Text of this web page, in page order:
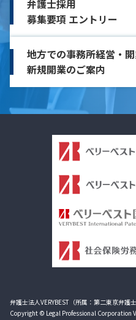
弁護士採用
募集要項 エントリー
地方での事務所経営・
新規開業のご案内
弁護士法人VERYBEST（所属：第二東京弁護士
Copyright © Legal Professional Corporation